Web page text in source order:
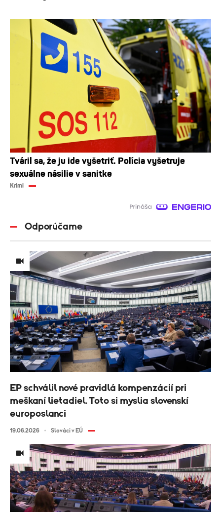
Tváril sa, že ju ide vyšetriť. Polícia vyšetruje
sexuálne násilie v sanitke
Krimi
Odporúčame
EP schválil nové pravidlá kompenzácií pri
meškaní lietadiel. Toto si myslia slovenskí
europoslanci
19.06.2026 Slováci v EÚ